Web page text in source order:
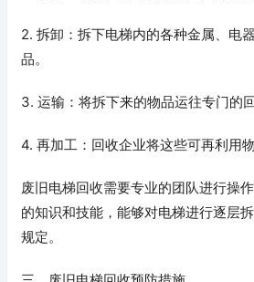
2. 拆卸：拆下电梯内的各种金属、电
品。
3. 运输：将拆下来的物品运往专门的回
4. 再加工：回收企业将这些可再利用
废旧电梯回收需要专业的团队进行操
的知识和技能，能够对电梯进行逐层
规定。